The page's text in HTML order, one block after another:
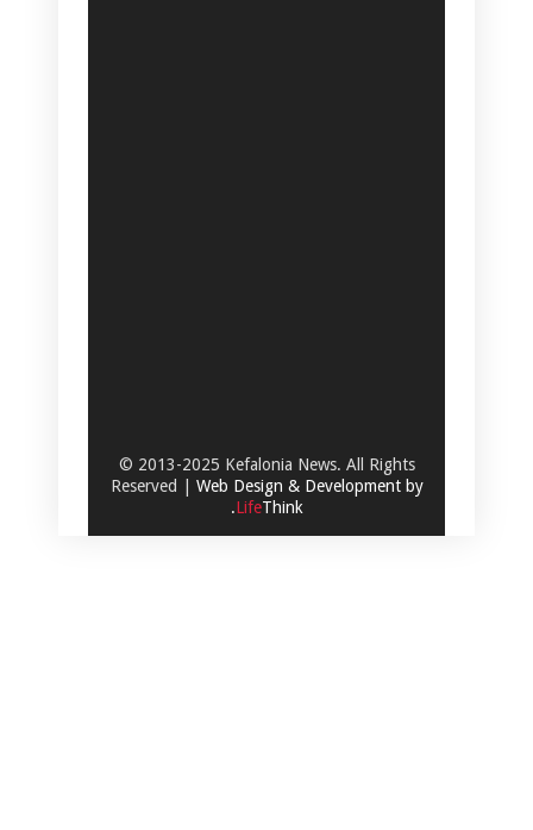
© 2013-2025 Kefalonia News. All Rights
Reserved | Web Design & Development by
.LifeThink